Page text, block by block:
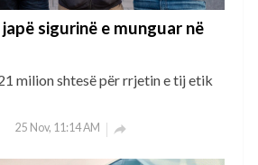
sigurinë e munguar në
milion shtesë për rrjetin e tij etik
25 Nov, 11:14 AM 